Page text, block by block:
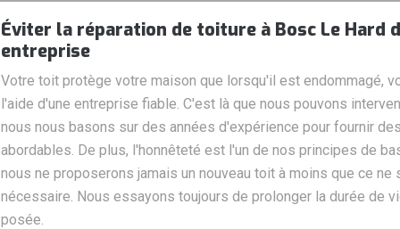
Éviter la réparation de toiture à Bosc Le Hard
entreprise
Votre toit protège votre maison que lorsqu'il est endommagé,
l'aide d'une entreprise fiable. C'est là que nous pouvons
nous nous basons sur des années d'expérience pour fournir
abordables. De plus, l'honnêteté est l'un de nos principes de
nous ne proposerons jamais un nouveau toit à moins que ce ne
nécessaire. Nous essayons toujours de prolonger la durée de
posée.